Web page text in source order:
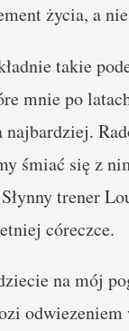
życia, a
takie
mnie po
śmiać się z
Słynny trener
córeczce.
na mój